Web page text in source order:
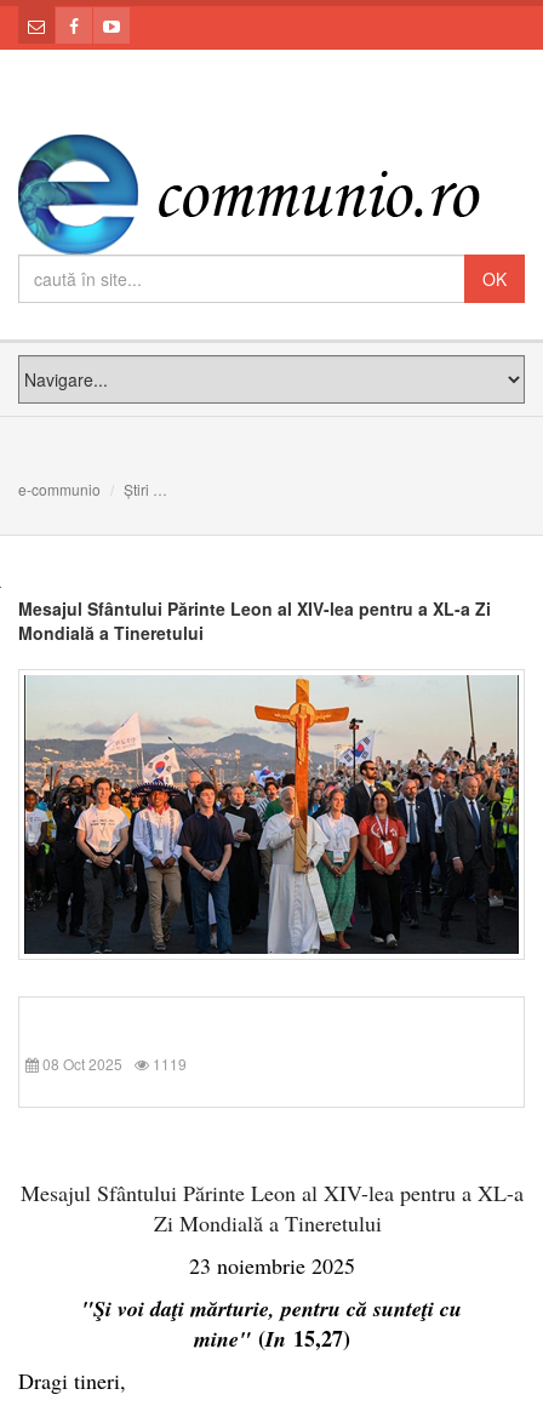
e-communio Știri
Mesajul Sfântului Părinte Leon al XIV-lea pentru a XL-a Zi
Mondială a Tineretului
08 Oct 2025 1119
Mesajul Sfântului Părinte Leon al XIV-lea pentru a XL-a
Zi Mondială a Tineretului
23 noiembrie 2025
"Şi voi daţi mărturie, pentru că sunteţi cu
mine"(In 15,27)
Dragi tineri,